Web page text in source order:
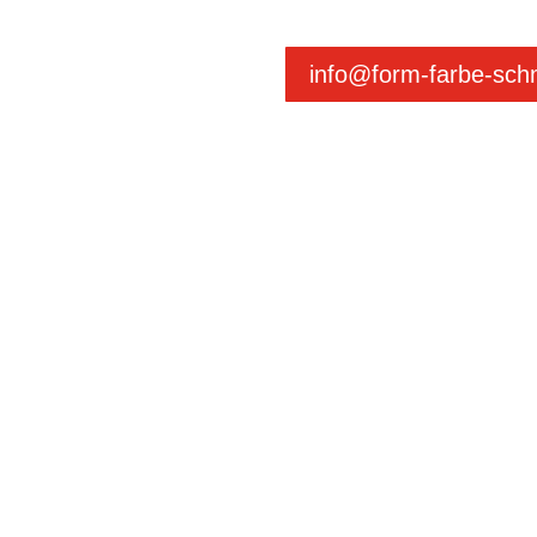
info@form-farbe-